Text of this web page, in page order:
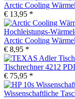
Arctic Cooling
€ 13,95 *
Arctic Cooling
€ 8,95 *
Tischrechner 4212
€ 75,95 *
Wissenschaftliche